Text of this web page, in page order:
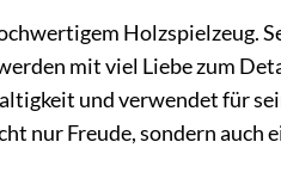
Holzspielzeug.
mit viel Liebe zum
und verwendet für
nur Freude, sondern